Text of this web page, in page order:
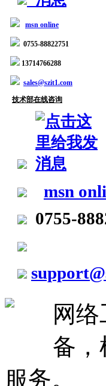
msn online
0755-88822751
13714766288
sales@szit1.com
技术部在线咨询
msn
0755-
网
备，
服务。